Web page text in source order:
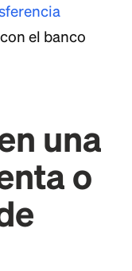
el banco
una
o